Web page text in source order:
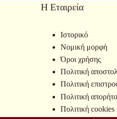
Η Εταιρεία
Ιστορικό
Νομική μορφή
Όροι χρήσης
Πολιτική
Πολιτική
Πολιτική
Πολιτική cookies